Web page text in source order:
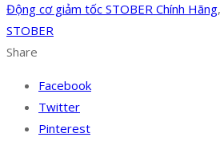
Động cơ giảm tốc STOBER Chính Hãng,
STOBER
Share
Facebook
Twitter
Pinterest